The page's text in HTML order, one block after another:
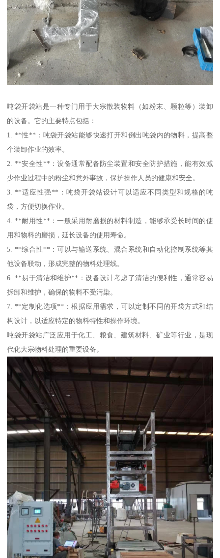
吨袋开袋站是一种专门用于大宗散装物料（如粉末、颗粒等）装卸
的设备。它的主要特点包括：
1. **性**：吨袋开袋站能够快速打开和倒出吨袋内的物料，提高整
个装卸作业的效率。
2. **安全性**：设备通常配备防尘装置和安全防护措施，能有效减
少作业过程中的粉尘和意外事故，保护操作人员的健康和安全。
3. **适应性强**：吨袋开袋站设计可以适应不同类型和规格的吨
袋，方便切换作业。
4. **耐用性**：一般采用耐磨损的材料制造，能够承受长时间的使
用和物料的磨损，延长设备的使用寿命。
5. **综合性**：可以与输送系统、混合系统和自动化控制系统等其
他设备联动，形成完整的物料处理线。
6. **易于清洁和维护**：设备设计考虑了清洁的便利性，通常容易
拆卸和维护，确保的物料不受污染。
7. **定制化选项**：根据应用需求，可以定制不同的开袋方式和结
构设计，以适应特定的物料特性和操作环境。
吨袋开袋站广泛应用于化工、粮食、建筑材料、矿业等行业，是现
代化大宗物料处理的重要设备。